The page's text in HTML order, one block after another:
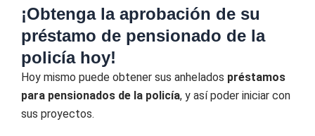
¡Obtenga la aprobación de su
préstamo de pensionado de la
policía hoy!
Hoy mismo puede obtener sus anhelados préstamos
para pensionados de la policía, y así poder iniciar con
sus proyectos.